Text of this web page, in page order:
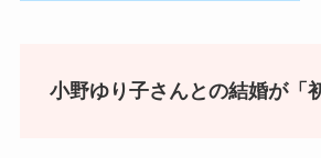
小野ゆり子さんとの結婚が「